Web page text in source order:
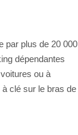
par plus de 20 000
dépendantes
ou à
clé sur le bras de